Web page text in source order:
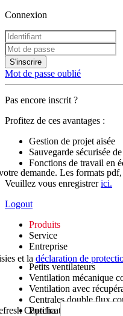
Connexion
S'inscrire
Mot de passe oublié
Pas encore inscrit ?
Profitez de ces avantages :
Gestion de projet aisée
Sauvegarde sécurisée
Fonctions de travail en
Veuillez vous enregistrerici.
Logout
Produits
Service
Entreprise
Petits ventilateurs
Ventilation mécanique
Ventilation avec
Centrales double flux
Purificateurs d'air/
demande. Les formats
et la déclaration de